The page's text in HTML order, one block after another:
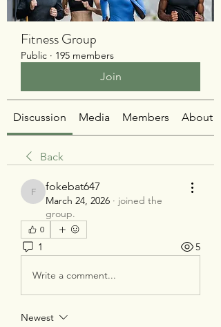
Fitness Group
Public · 195 members
Join
Discussion Media Members About
Back
fokebat647
fokebat647
March 24, 2026 · joined the
group.
0
1 5
Write a comment...
Newest